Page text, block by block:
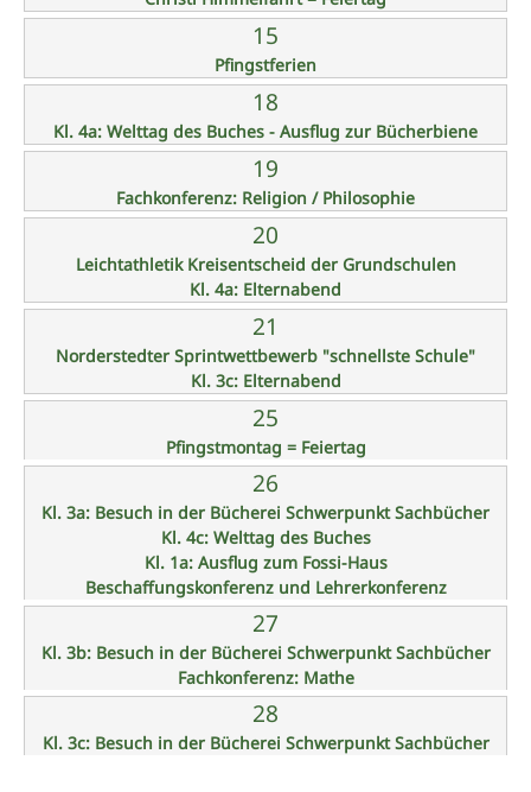
15
Pfingstferien
18
Kl. 4a: Welttag des Buches - Ausflug zur Bücherbiene
19
Fachkonferenz: Religion / Philosophie
20
Leichtathletik Kreisentscheid der Grundschulen
Kl. 4a: Elternabend
21
Norderstedter Sprintwettbewerb "schnellste Schule"
Kl. 3c: Elternabend
25
Pfingstmontag = Feiertag
26
Kl. 3a: Besuch in der Bücherei Schwerpunkt Sachbücher
Kl. 4c: Welttag des Buches
Kl. 1a: Ausflug zum Fossi-Haus
Beschaffungskonferenz und Lehrerkonferenz
27
Kl. 3b: Besuch in der Bücherei Schwerpunkt Sachbücher
Fachkonferenz: Mathe
28
Kl. 3c: Besuch in der Bücherei Schwerpunkt Sachbücher